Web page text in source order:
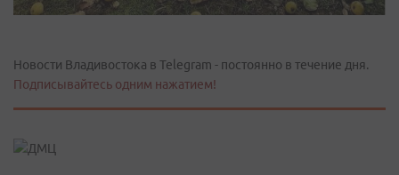
Новости Владивостока в Telegram - постоянно в течение дня.
Подписывайтесь одним нажатием!